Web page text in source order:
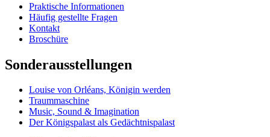
Praktische Informationen
Häufig gestellte Fragen
Kontakt
Broschüre
Sonderausstellungen
Louise von Orléans, Königin werden
Traummaschine
Music, Sound & Imagination
Der Königspalast als Gedächtnispalast